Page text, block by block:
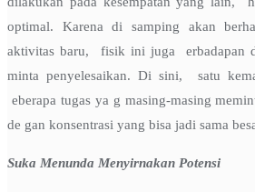
optimal. Karena di samping akan
aktivitas baru, fisik ini juga erbadapan
minta penyelesaikan. Di sini, satu
eberapa tugas ya g masing-masing
de gan konsentrasi yang bisa jadi sama
Suka Menunda Menyirnakan Potensi